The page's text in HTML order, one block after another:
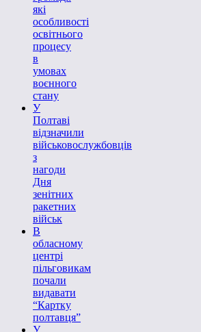
які
особливості
освітнього
процесу
в
умовах
воєнного
стану
У
Полтаві
відзначили
військовослужбовців
з
нагоди
Дня
зенітних
ракетних
військ
В
обласному
центрі
пільговикам
почали
видавати
“Картку
полтавця”
У